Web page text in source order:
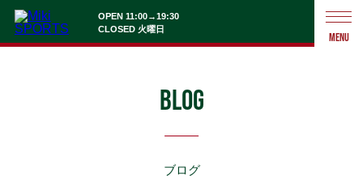
MENU
OPEN 11:00→19:30
CLOSED 火曜日
BLOG
ブログ